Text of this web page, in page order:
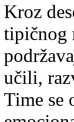
Kroz
tipičnog
učili,
Time se